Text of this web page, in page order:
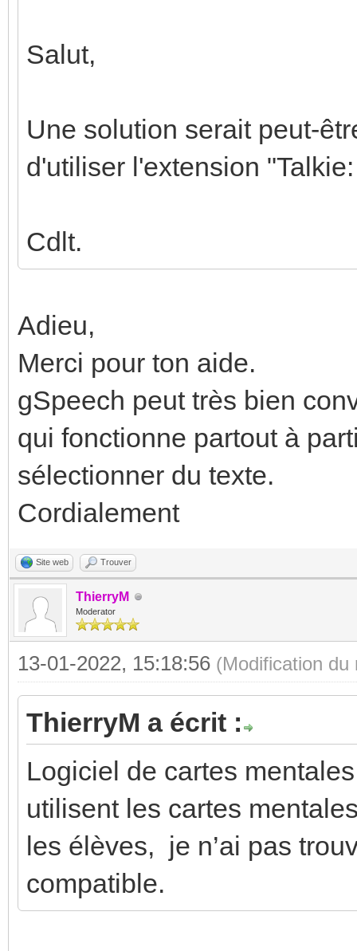
Salut,
Une solution serait peut-
d'utiliser l'extension
Cdlt.
Adieu,
Merci pour ton aide.
gSpeech peut très bien
qui fonctionne partout à
sélectionner du texte.
Cordialement
Site web Trouver
ThierryM
Moderator
13-01-2022, 15:18:56 (Modification
ThierryM a écrit :
Logiciel de cartes
utilisent les cartes
les élèves, je n’ai pas
compatible.